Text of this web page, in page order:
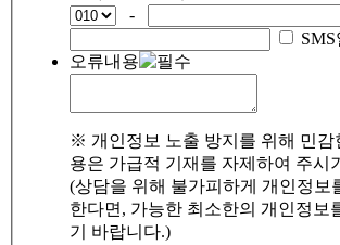
-
오류내용
※ 개인정보 노출 방지를 위해 민감
용은 가급적 기재를 자제하여 주시
(상담을 위해 불가피하게 개인정보
한다면, 가능한 최소한의 개인정보
기 바랍니다.)